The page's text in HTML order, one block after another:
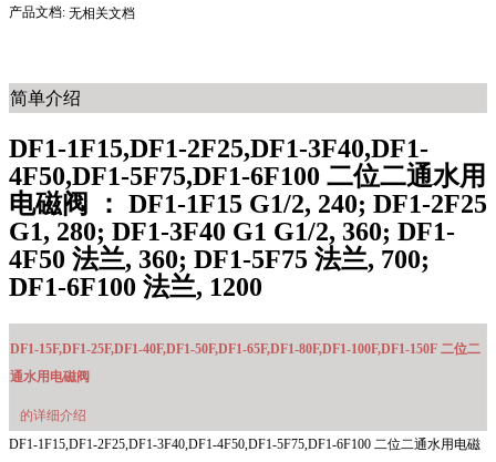
产品文档: 无相关文档
简单介绍
DF1-1F15,DF1-2F25,DF1-3F40,DF1-
4F50,DF1-5F75,DF1-6F100 二位二通水用
电磁阀 ： DF1-1F15 G1/2, 240; DF1-2F25
G1, 280; DF1-3F40 G1 G1/2, 360; DF1-
4F50 法兰, 360; DF1-5F75 法兰, 700;
DF1-6F100 法兰, 1200
DF1-15F,DF1-25F,DF1-40F,DF1-50F,DF1-65F,DF1-80F,DF1-100F,DF1-150F 二位二
通水用电磁阀
的详细介绍
DF1-1F15,DF1-2F25,DF1-3F40,DF1-4F50,DF1-5F75,DF1-6F100 二位二通水用电磁